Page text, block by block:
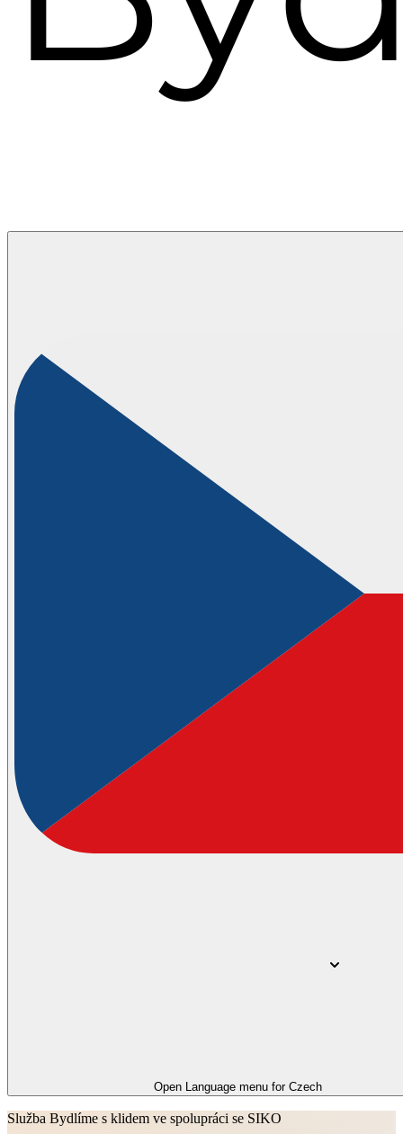
Open Language menu for Czech
Služba Bydlíme s klidem ve spolupráci se SIKO